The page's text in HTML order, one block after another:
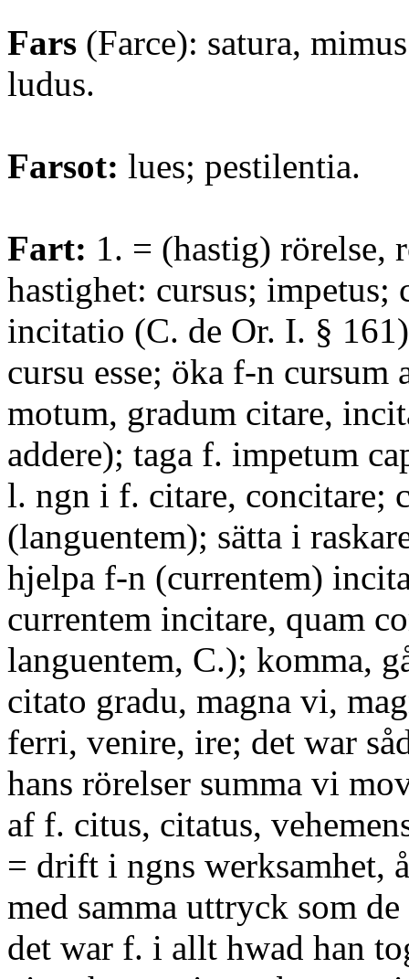
Fars (Farce): satura,
ludus.
Farsot: lues; pestilentia.
Fart: 1. = (hastig) rörelse,
hastighet: cursus; impetus;
incitatio (C. de Or. I. §
cursu esse; öka f-n cursum
motum, gradum citare,
addere); taga f. impetum
l. ngn i f. citare, concitare;
(languentem); sätta i
hjelpa f-n (currentem)
currentem incitare, quam
languentem, C.); komma,
citato gradu, magna vi,
ferri, venire, ire; det war
hans rörelser summa vi
af f. citus, citatus,
= drift i ngns werksamhet,
med samma uttryck som
det war f. i allt hwad han